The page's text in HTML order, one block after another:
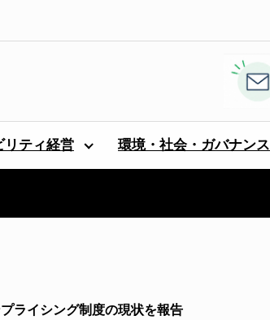
リティ経営 環境・社会・ガバナンス
ライシング制度の現状を報告